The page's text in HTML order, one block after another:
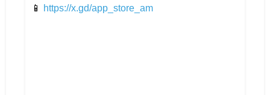
📱 https://x.gd/app_store_am